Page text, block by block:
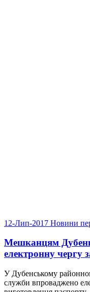
12-Лип-2017 Новини
Мешканцям
електронну чергу
У Дубенському
служби впроваджено